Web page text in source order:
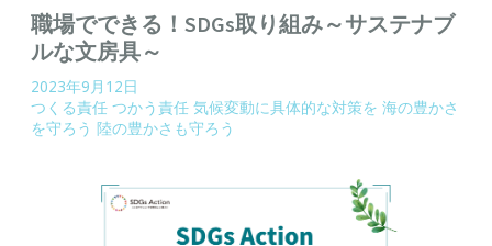
職場でできる！SDGs取り組み～サステナブ
ルな文房具～
2023年9月12日
つくる責任 つかう責任 気候変動に具体的な対策を 海の豊かさ
を守ろう 陸の豊かさも守ろう